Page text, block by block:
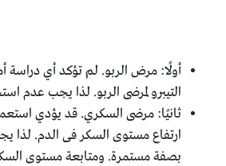
أولًا: مرض الربو. لم تؤكد أي دراسة
التيبرو لمرضى الربو. لذا يجب عدم
ثانيًا: مرضى السكري. قد يؤدي
ارتفاع مستوى السكر فى الدم. لذا
بصفة مستمرة. ومتابعة مستوى